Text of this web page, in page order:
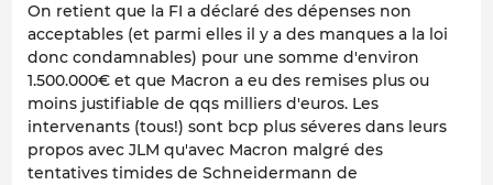
On retient que la FI a déclaré des dépenses non
acceptables (et parmi elles il y a des manques a la loi
donc condamnables) pour une somme d'environ
1.500.000€ et que Macron a eu des remises plus ou
moins justifiable de qqs milliers d'euros. Les
intervenants (tous!) sont bcp plus séveres dans leurs
propos avec JLM qu'avec Macron malgré des
tentatives timides de Schneidermann de